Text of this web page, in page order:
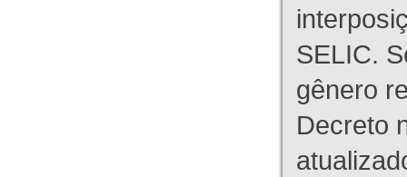
SELIC.
gênero
Decreto